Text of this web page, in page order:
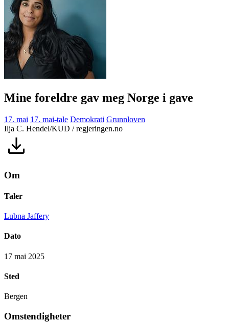
Mine foreldre gav meg Norge i gave
17. mai 17. mai-tale Demokrati Grunnloven
Ilja C. Hendel/KUD / regjeringen.no
Om
Taler
Lubna Jaffery
Dato
17 mai 2025
Sted
Bergen
Omstendigheter